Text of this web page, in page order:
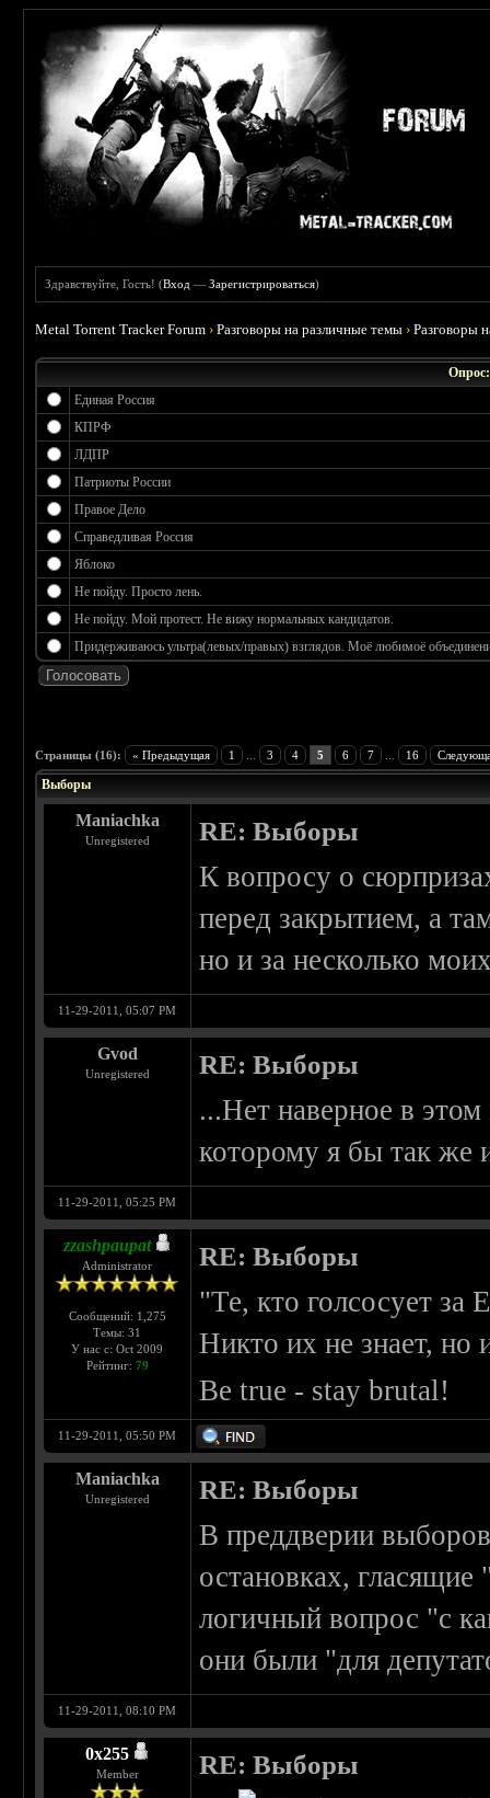
Здравствуйте, Гость! (Вход —Зарегистрироваться)
Metal Torrent Tracker Forum ›Разговоры на различные темы ›Разговоры
Опрос:
Единая Россия
КПРФ
ЛДПР
Патриоты России
Правое Дело
Справедливая Россия
Яблоко
Не пойду. Просто лень.
Не пойду. Мой протест. Не вижу нормальных кандидатов.
Придерживаюсь ультра(левых/правых) взглядов. Моё любимоё
Страницы (16): « Предыдущая 1 3 4 5 6 7 16
Выборы
Maniachka
Unregistered RE: Выборы
К вопросу о
перед закрытием, а
но и за несколько
11-29-2011, 05:07 PM
Gvod
Unregistered RE: Выборы
...Нет наверное в
которому я бы так же
11-29-2011, 05:25 PM
zzashpaupat
Administrator
Сообщений: 1,275
Темы: 31
У нас с: Oct 2009
Рейтинг: 79
RE: Выборы
"Те, кто голсосует за
Никто их не знает, но
Be true - stay brutal!
11-29-2011, 05:50 PM
Maniachka
Unregistered RE: Выборы
В преддверии
остановках,
логичный вопрос "с
они были "для
11-29-2011, 08:10 PM
0х255
Member RE: Выборы